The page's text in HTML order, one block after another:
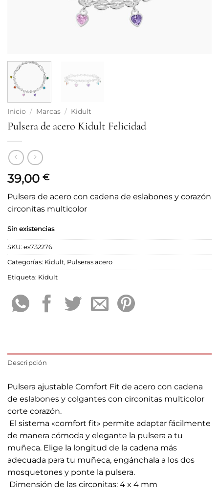
Inicio / Marcas / Kidult
Pulsera de acero Kidult Felicidad
39,00 €
Pulsera de acero con cadena de eslabones y corazón
circonitas multicolor
Sin existencias
SKU: es732276
Categorías: Kidult, Pulseras acero
Etiqueta: Kidult
Descripción
Pulsera ajustable Comfort Fit de acero con cadena
de eslabones y colgantes con circonitas multicolor
corte corazón.
 El sistema «comfort fit» permite adaptar fácilmente
de manera cómoda y elegante la pulsera a tu
muñeca. Elige la longitud de la cadena más
adecuada para tu muñeca, engánchala a los dos
mosquetones y ponte la pulsera.
 Dimensión de las circonitas: 4 x 4 mm